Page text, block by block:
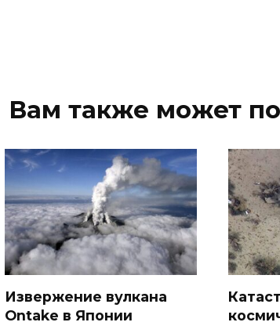
Вам также может
Извержение вулкана
Ontake в Японии